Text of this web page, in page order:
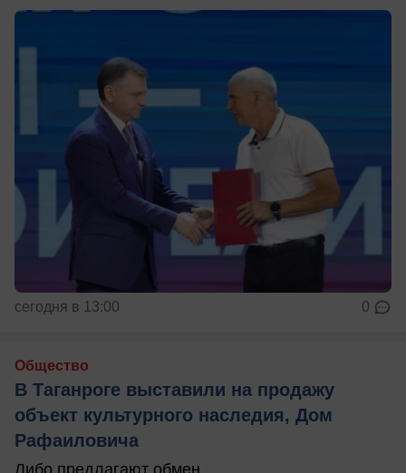
сегодня в 13:00 0
Общество
В Таганроге выставили на продажу
объект культурного наследия, Дом
Рафаиловича
Либо предлагают обмен